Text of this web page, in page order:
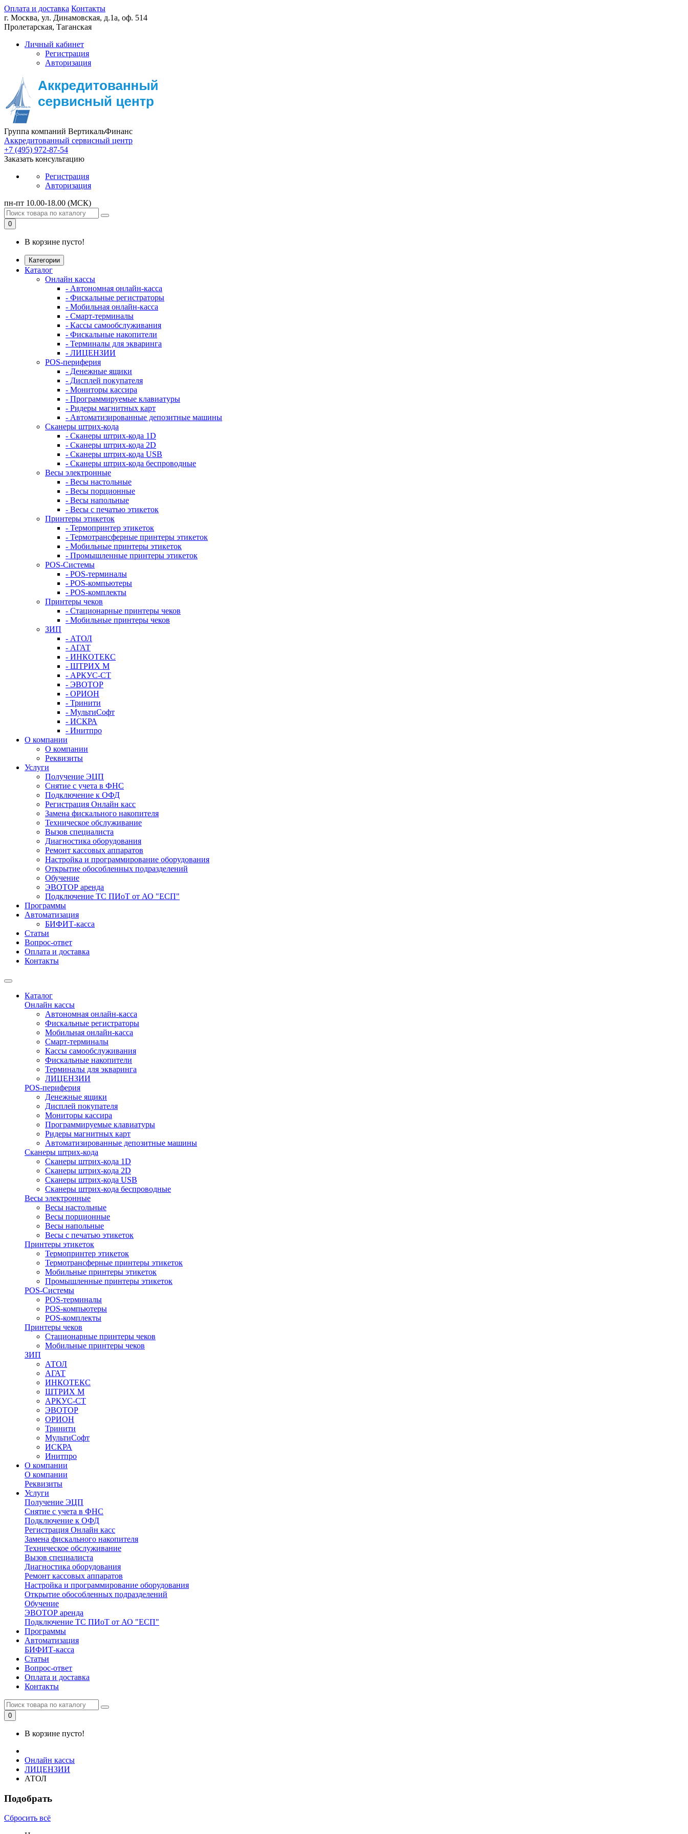
Оплата и доставка Контакты
г. Москва, ул. Динамовская, д.1а, оф. 514
Пролетарская, Таганская
Личный кабинет
Регистрация
Авторизация
Группа компаний ВертикальФинанс
Аккредитованный сервисный центр
+7 (495) 972-87-54
Заказать консультацию
Регистрация
Авторизация
пн-пт 10.00-18.00 (МСК)
0
В корзине пусто!
Категории
Каталог
Онлайн кассы
- Автономная онлайн-касса
- Фискальные регистраторы
- Мобильная онлайн-касса
- Смарт-терминалы
- Кассы самообслуживания
- Фискальные накопители
- Терминалы для экваринга
- ЛИЦЕНЗИИ
POS-периферия
- Денежные ящики
- Дисплей покупателя
- Мониторы кассира
- Программируемые клавиатуры
- Ридеры магнитных карт
- Автоматизированные депозитные машины
Сканеры штрих-кода
- Сканеры штрих-кода 1D
- Сканеры штрих-кода 2D
- Сканеры штрих-кода USB
- Сканеры штрих-кода беспроводные
Весы электронные
- Весы настольные
- Весы порционные
- Весы напольные
- Весы с печатью этикеток
Принтеры этикеток
- Термопринтер этикеток
- Термотрансферные принтеры этикеток
- Мобильные принтеры этикеток
- Промышленные принтеры этикеток
POS-Системы
- POS-терминалы
- POS-компьютеры
- POS-комплекты
Принтеры чеков
- Стационарные принтеры чеков
- Мобильные принтеры чеков
ЗИП
- АТОЛ
- АГАТ
- ИНКОТЕКС
- ШТРИХ М
- АРКУС-СТ
- ЭВОТОР
- ОРИОН
- Тринити
- МультиСофт
- ИСКРА
- Инитпро
О компании
О компании
Реквизиты
Услуги
Получение ЭЦП
Снятие с учета в ФНС
Подключение к ОФД
Регистрация Онлайн касс
Замена фискального накопителя
Техническое обслуживание
Вызов специалиста
Диагностика оборудования
Ремонт кассовых аппаратов
Настройка и программирование оборудования
Открытие обособленных подразделений
Обучение
ЭВОТОР аренда
Подключение ТС ПИоТ от АО "ЕСП"
Программы
Автоматизация
БИФИТ-касса
Статьи
Вопрос-ответ
Оплата и доставка
Контакты
Каталог
Онлайн кассы
Автономная онлайн-касса
Фискальные регистраторы
Мобильная онлайн-касса
Смарт-терминалы
Кассы самообслуживания
Фискальные накопители
Терминалы для экваринга
ЛИЦЕНЗИИ
POS-периферия
Денежные ящики
Дисплей покупателя
Мониторы кассира
Программируемые клавиатуры
Ридеры магнитных карт
Автоматизированные депозитные машины
Сканеры штрих-кода
Сканеры штрих-кода 1D
Сканеры штрих-кода 2D
Сканеры штрих-кода USB
Сканеры штрих-кода беспроводные
Весы электронные
Весы настольные
Весы порционные
Весы напольные
Весы с печатью этикеток
Принтеры этикеток
Термопринтер этикеток
Термотрансферные принтеры этикеток
Мобильные принтеры этикеток
Промышленные принтеры этикеток
POS-Системы
POS-терминалы
POS-компьютеры
POS-комплекты
Принтеры чеков
Стационарные принтеры чеков
Мобильные принтеры чеков
ЗИП
АТОЛ
АГАТ
ИНКОТЕКС
ШТРИХ М
АРКУС-СТ
ЭВОТОР
ОРИОН
Тринити
МультиСофт
ИСКРА
Инитпро
О компании
О компании
Реквизиты
Услуги
Получение ЭЦП
Снятие с учета в ФНС
Подключение к ОФД
Регистрация Онлайн касс
Замена фискального накопителя
Техническое обслуживание
Вызов специалиста
Диагностика оборудования
Ремонт кассовых аппаратов
Настройка и программирование оборудования
Открытие обособленных подразделений
Обучение
ЭВОТОР аренда
Подключение ТС ПИоТ от АО "ЕСП"
Программы
Автоматизация
БИФИТ-касса
Статьи
Вопрос-ответ
Оплата и доставка
Контакты
0
В корзине пусто!
Онлайн кассы
ЛИЦЕНЗИИ
АТОЛ
Подобрать
Сбросить всё